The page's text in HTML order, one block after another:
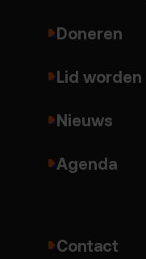
Doneren
Lid worden
Nieuws
Agenda
Contact